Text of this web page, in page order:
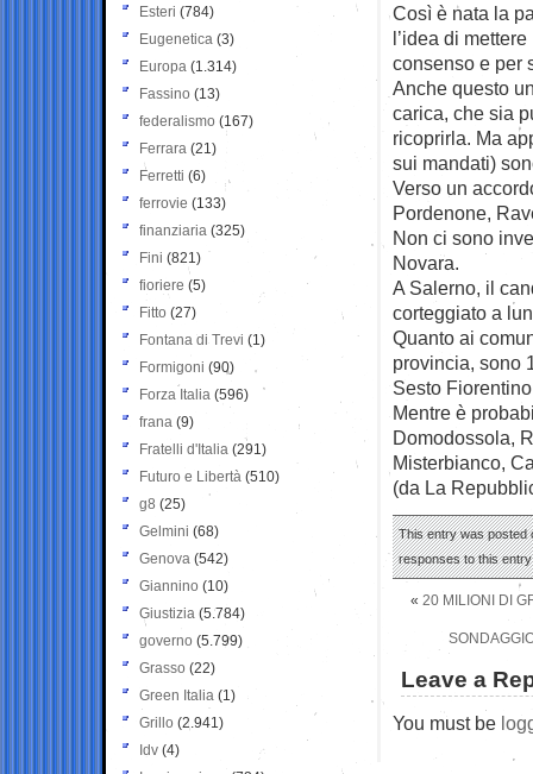
Così è nata la
l’idea di
consenso e per
Anche questo
carica, che sia
ricoprirla. Ma
sui mandati)
Verso un
Pordenone,
Non ci sono
Novara.
A Salerno, il
corteggiato a
Quanto ai
provincia, sono
Sesto
Mentre è
Domodossola,
Misterbianco,
(da La
This entry was posted
responses to this
« 20 MILIONI DI
Leave a
You must be
Esteri (784)
Eugenetica (3)
Europa (1.314)
Fassino (13)
federalismo (167)
Ferrara (21)
Ferretti (6)
ferrovie (133)
finanziaria (325)
Fini (821)
fioriere (5)
Fitto (27)
Fontana di Trevi (1)
Formigoni (90)
Forza Italia (596)
frana (9)
Fratelli d'Italia (291)
Futuro e Libertà (510)
g8 (25)
Gelmini (68)
Genova (542)
Giannino (10)
Giustizia (5.784)
governo (5.799)
Grasso (22)
Green Italia (1)
Grillo (2.941)
Idv (4)